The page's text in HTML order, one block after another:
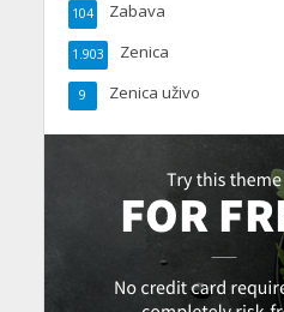
Zabava
104
Zenica
1.903
Zenica uživo
9